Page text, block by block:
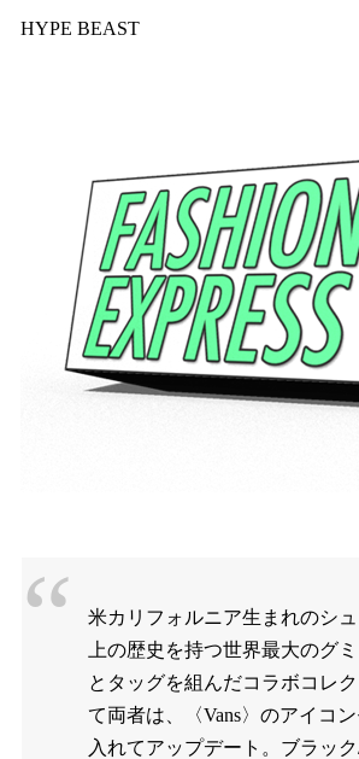
HYPE BEAST
米カリフォルニア生まれのシ
上の歴史を持つ世界最大のグ
とタッグを組んだコラボコレ
て両者は、〈Vans〉のアイコ
入れてアップデート。ブラッ